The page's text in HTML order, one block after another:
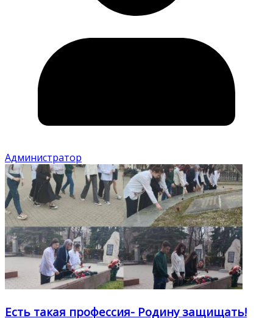
Администратор
Есть такая профессия- Родину защищать!